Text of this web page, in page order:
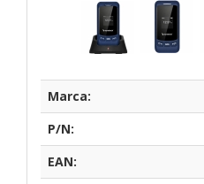
Marca:
P/N:
EAN: